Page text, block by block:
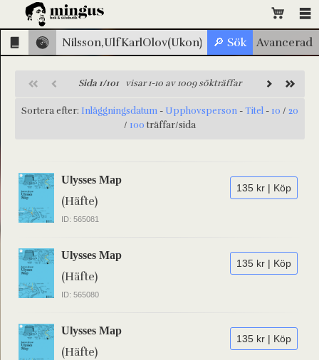
Sida 1/101 visar 1-10 av 1009 sökträffar
Sortera efter: Inläggningsdatum - Upphovsperson -Titel - 10 / 20
/ 100 träffar/sida
135 kr | Köp
Ulysses Map
(Häfte)
ID: 565081
135 kr | Köp
Ulysses Map
(Häfte)
ID: 565080
135 kr | Köp
Ulysses Map
(Häfte)